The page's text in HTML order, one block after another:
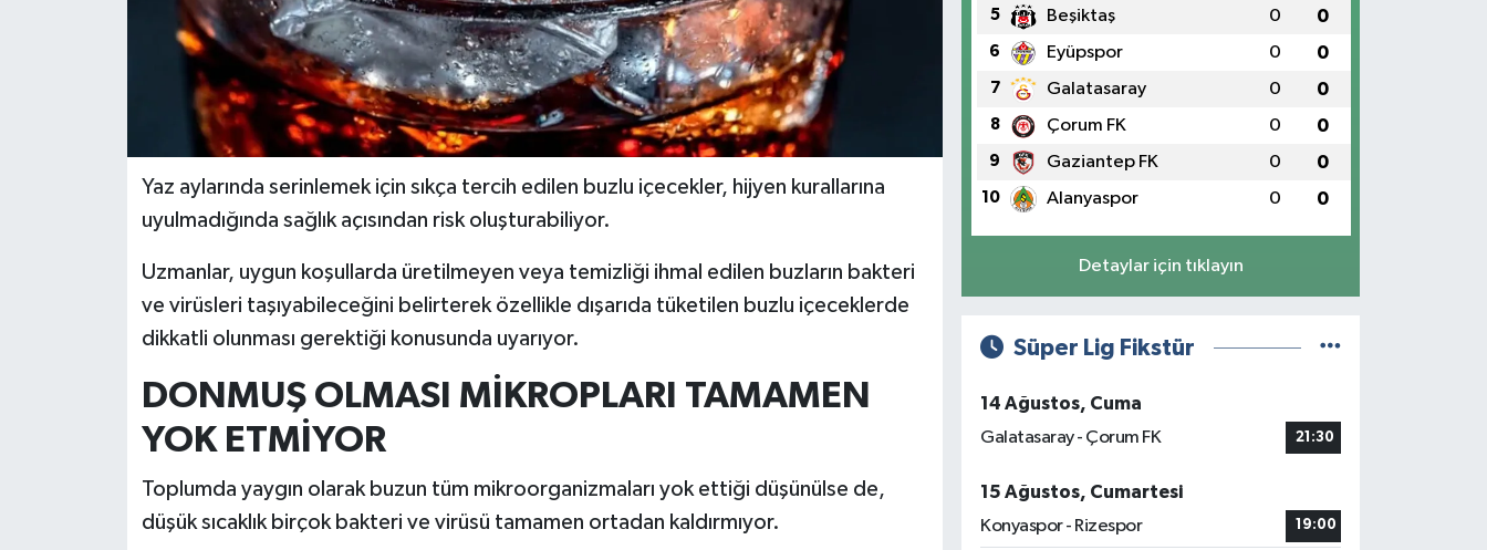
Yaz aylarında serinlemek için sıkça tercih edilen buzlu içecekler, hijyen kurallarına
uyulmadığında sağlık açısından risk oluşturabiliyor.
Uzmanlar, uygun koşullarda üretilmeyen veya temizliği ihmal edilen buzların bakteri
ve virüsleri taşıyabileceğini belirterek özellikle dışarıda tüketilen buzlu içeceklerde
dikkatli olunması gerektiği konusunda uyarıyor.
DONMUŞ OLMASI MİKROPLARI TAMAMEN
YOK ETMİYOR
Toplumda yaygın olarak buzun tüm mikroorganizmaları yok ettiği düşünülse de,
düşük sıcaklık birçok bakteri ve virüsü tamamen ortadan kaldırmıyor.
5 Beşiktaş 0 0
6 Eyüpspor 0 0
7 Galatasaray 0 0
8 Çorum FK 0 0
9 Gaziantep FK 0 0
10 Alanyaspor 0 0
Detaylar için tıklayın
Süper Lig Fikstür
14 Ağustos, Cuma
Galatasaray - Çorum FK
21:30
15 Ağustos, Cumartesi
Konyaspor - Rizespor
19:00
Köşe Yazıları
Kültür Sanat